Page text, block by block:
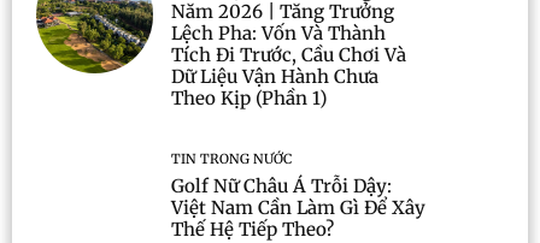
Năm 2026 | Tăng Trưởng
Lệch Pha: Vốn Và Thành
Tích Đi Trước, Cầu Chơi Và
Dữ Liệu Vận Hành Chưa
Theo Kịp (Phần 1)
TIN TRONG NƯỚC
Golf Nữ Châu Á Trỗi Dậy:
Việt Nam Cần Làm Gì Để Xây
Thế Hệ Tiếp Theo?